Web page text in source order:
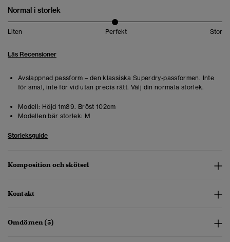
Normal i storlek
Liten Perfekt Stor
Läs Recensioner
Avslappnad passform – den klassiska Superdry-passformen. Inte
för smal, inte för vid utan precis rätt. Välj din normala storlek.
Modell: Höjd 1m89. Bröst 102cm
Modellen bär storlek: M
Storleksguide
Komposition och skötsel
Kontakt
Omdömen (5)